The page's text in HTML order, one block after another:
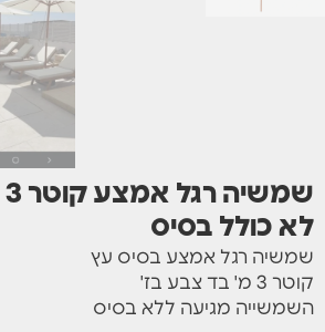
לא כולל בסיס
שמשיה רגל אמצע בסיס עץ
קוטר 3 מ' בד צבע בז'
השמשייה מגיעה ללא בסיס